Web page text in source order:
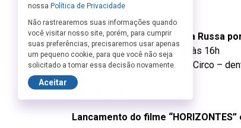
Lançamento do livro “Barra Russa
Dia 27 de fevereiro, das 14h às 16h
Onde: Centro de Memória do Circo –
Centro
Entrada grátis
Lançamento do filme
nossa Política de Privacidade
Não rastrearemos suas informações quando
você visitar nosso site, porém, para cumprir
suas preferências, precisaremos usar apenas
um pequeno cookie, para que você não seja
solicitado a tomar essa decisão novamente.
Aceitar